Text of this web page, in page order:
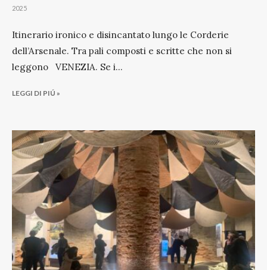
2025
Itinerario ironico e disincantato lungo le Corderie
dell’Arsenale. Tra pali composti e scritte che non si
leggono VENEZIA. Se i...
LEGGI DI PIÚ »